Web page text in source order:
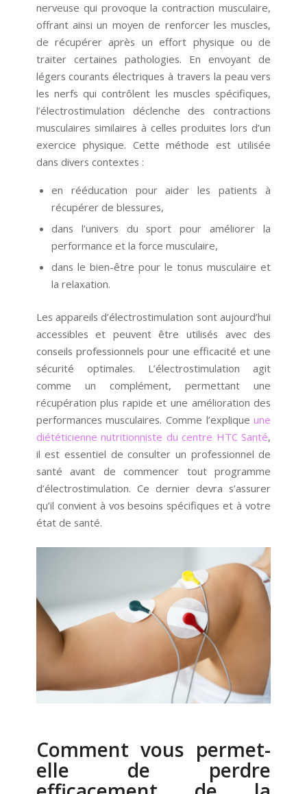
nerveuse qui provoque la contraction musculaire,
offrant ainsi un moyen de renforcer les muscles,
de récupérer après un effort physique ou de
traiter certaines pathologies. En envoyant de
légers courants électriques à travers la peau vers
les nerfs qui contrôlent les muscles spécifiques,
l’électrostimulation déclenche des contractions
musculaires similaires à celles produites lors d’un
exercice physique. Cette méthode est utilisée
dans divers contextes :
en rééducation pour aider les patients à
récupérer de blessures,
dans l’univers du sport pour améliorer la
performance et la force musculaire,
dans le bien-être pour le tonus musculaire et
la relaxation.
Les appareils d’électrostimulation sont aujourd’hui
accessibles et peuvent être utilisés avec des
conseils professionnels pour une efficacité et une
sécurité optimales. L’électrostimulation agit
comme un complément, permettant une
récupération plus rapide et une amélioration des
performances musculaires. Comme l’expliqueune
diététicienne nutritionniste du centre HTC Santé,
il est essentiel de consulter un professionnel de
santé avant de commencer tout programme
d’électrostimulation. Ce dernier devra s’assurer
qu’il convient à vos besoins spécifiques et à votre
état de santé.
Comment vous permet-
elle de perdre